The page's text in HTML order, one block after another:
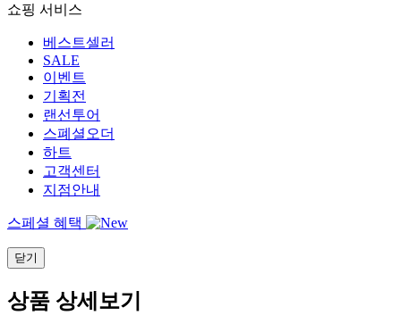
쇼핑 서비스
베스트셀러
SALE
이벤트
기획전
랜선투어
스폐셜오더
하트
고객센터
지점안내
스페셜 혜택
닫기
상품 상세보기